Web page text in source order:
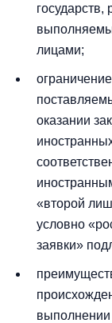
государств,
лицами;
оказании
«второй
условно
заявки»
выполнении